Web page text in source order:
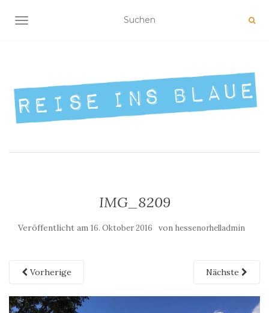
NAVIGATION UMSCHALTEN
IMG_8209
Veröffentlicht am 16. Oktober 2016 von hessenorhelladmin
Vorherige Nächste